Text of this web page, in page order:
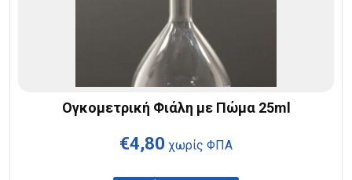
Ογκομετρική Φιάλη με Πώμα 25ml
€4,80 χωρίς ΦΠΑ